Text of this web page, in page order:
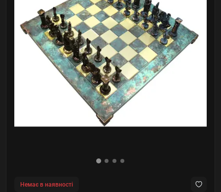
Немає в наявності